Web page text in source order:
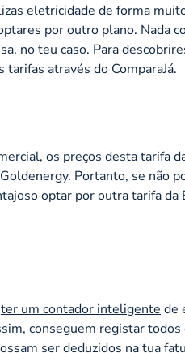
eletricidade de forma
por outro plano. Nada
no teu caso. Para
através do ComparaJá.
os preços desta tarifa
Portanto, se não
optar por outra tarifa da
ter um contador inteligente de
conseguem registar
ser deduzidos na tua